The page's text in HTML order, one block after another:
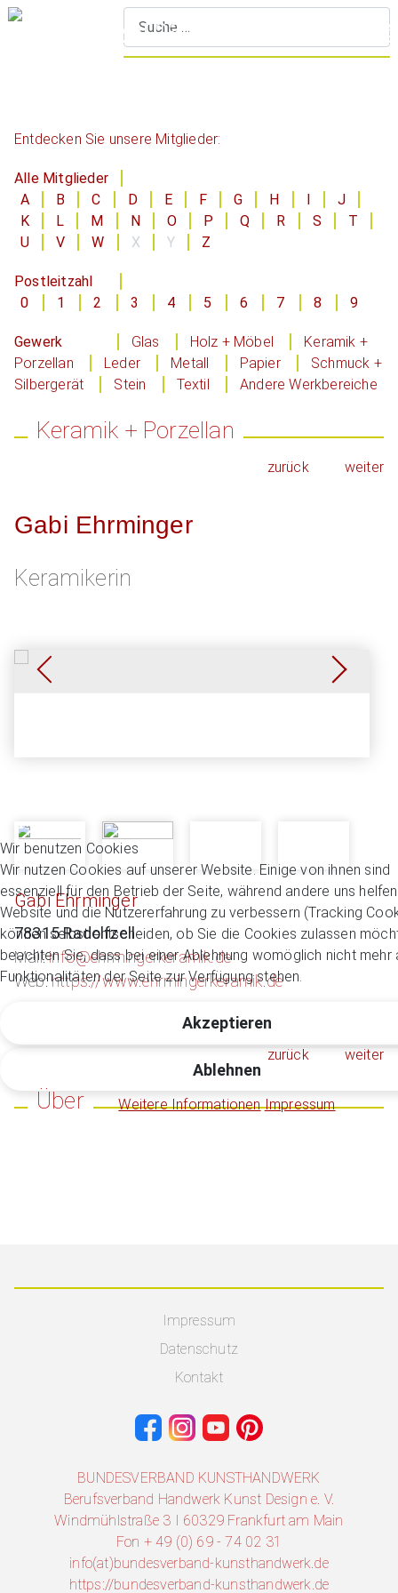
Entdecken Sie unsere Mitglieder:
Alle Mitglieder
A
B C D E F G H
J
K
L M N O P Q R S
T
U
V W X Y Z
Postleitzahl
0
1 2 3 4 5 6 7 8 9
Gewerk Glas Holz + Möbel
Keramik +
Porzellan
Leder Metall Papier
Schmuck +
Silbergerät
Stein Textil Andere Werkbereiche
Keramik + Porzellan
zurück weiter
Gabi Ehrminger
Keramikerin
Gabi Ehrminger
78315 Radolfzell
Mail:info@ehrmingerkeramik.de
Web:https://www.ehrmingerkeramik.de
zurück weiter
Über
Impressum
Datenschutz
Kontakt
BUNDESVERBAND KUNSTHANDWERK
Berufsverband Handwerk Kunst Design e. V.
Windmühlstraße 3 I 60329 Frankfurt am Main
Fon + 49 (0) 69 - 74 02 31
info(at)bundesverband-kunsthandwerk.de
https://bundesverband-kunsthandwerk.de
Wir benutzen Cookies
Wir nutzen Cookies auf unserer Website. Einige von ihnen sind
essenziell für den Betrieb der Seite, während andere uns
Website und die Nutzererfahrung zu verbessern (Tracking
können selbst entscheiden, ob Sie die Cookies zulassen
beachten Sie, dass bei einer Ablehnung womöglich nicht mehr
Funktionalitäten der Seite zur Verfügung stehen.
Akzeptieren
Ablehnen
Weitere Informationen Impressum